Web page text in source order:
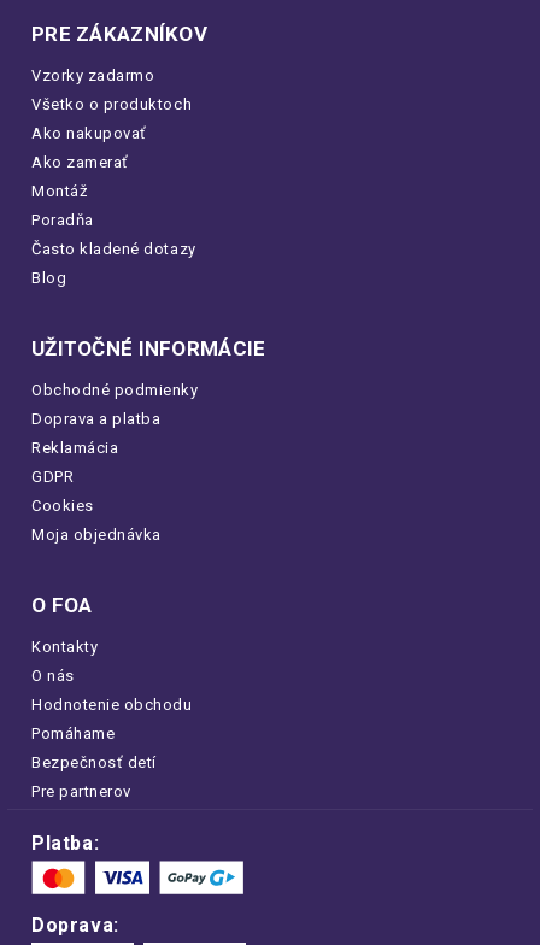
PRE ZÁKAZNÍKOV
Vzorky zadarmo
Všetko o produktoch
Ako nakupovať
Ako zamerať
Montáž
Poradňa
Často kladené dotazy
Blog
UŽITOČNÉ INFORMÁCIE
Obchodné podmienky
Doprava a platba
Reklamácia
GDPR
Cookies
Moja objednávka
O FOA
Kontakty
O nás
Hodnotenie obchodu
Pomáhame
Bezpečnosť detí
Pre partnerov
Platba:
Doprava: